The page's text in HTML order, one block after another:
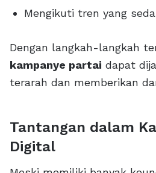
Mengikuti tren yang
Dengan langkah-langkah
kampanye partai dapat
terarah dan memberikan
Tantangan dalam
Digital